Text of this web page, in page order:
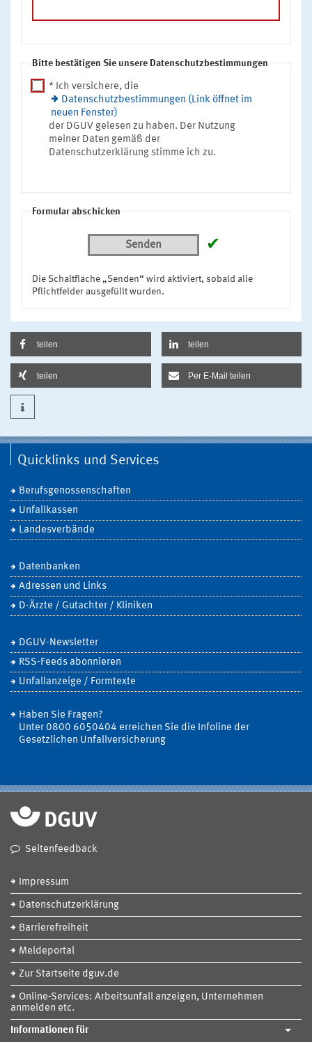
Bitte bestätigen Sie unsere Datenschutzbestimmungen
* Ich versichere, die
Datenschutzbestimmungen (Link öffnet im
neuen Fenster)
der DGUV gelesen zu haben. Der Nutzung
meiner Daten gemäß der
Datenschutzerklärung stimme ich zu.
Formular abschicken
Senden ✔
Die Schaltfläche „Senden“ wird aktiviert, sobald alle
Pflichtfelder ausgefüllt wurden.
teilen teilen
teilen Per E-Mail teilen
Quicklinks und Services
Berufsgenossenschaften
Unfallkassen
Landesverbände
Datenbanken
Adressen und Links
D-Ärzte / Gutachter / Kliniken
DGUV-Newsletter
RSS-Feeds abonnieren
Unfallanzeige / Formtexte
Haben Sie Fragen?
Unter 0800 6050404 erreichen Sie die Infoline der
Gesetzlichen Unfallversicherung
Seitenfeedback
Impressum
Datenschutzerklärung
Barrierefreiheit
Meldeportal
Zur Startseite dguv.de
Online-Services: Arbeitsunfall anzeigen, Unternehmen
anmelden etc.
Informationen für